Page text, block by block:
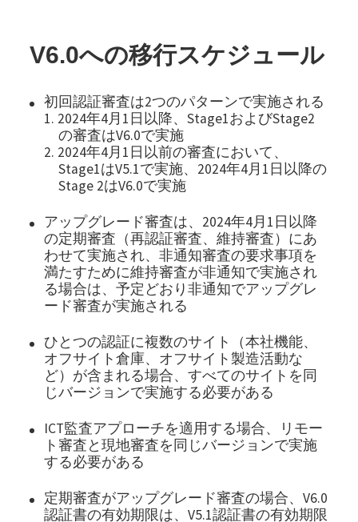
V6.0への移行スケジュール
初回認証審査は2つのパターンで実施される
1. 2024年4月1日以降、Stage1およびStage2
の審査はV6.0で実施
2. 2024年4月1日以前の審査において、
Stage1はV5.1で実施、2024年4月1日以降の
Stage 2はV6.0で実施
アップグレード審査は、2024年4月1日以降
の定期審査（再認証審査、維持審査）にあ
わせて実施され、非通知審査の要求事項を
満たすために維持審査が非通知で実施され
る場合は、予定どおり非通知でアップグレ
ード審査が実施される
ひとつの認証に複数のサイト（本社機能、
オフサイト倉庫、オフサイト製造活動な
ど）が含まれる場合、すべてのサイトを同
じバージョンで実施する必要がある
ICT監査アプローチを適用する場合、リモー
ト審査と現地審査を同じバージョンで実施
する必要がある
定期審査がアップグレード審査の場合、V6.0
認証書の有効期限は、V5.1認証書の有効期限